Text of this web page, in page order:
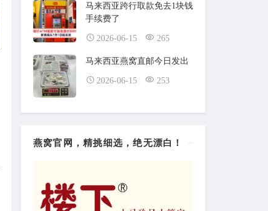
马来西亚跨行取款免去1块钱
手续费了
2026-06-15 265
马来西亚燕窝直邮今日发出
2026-06-15 253
燕窝官网，精挑细选，绝无漂白！